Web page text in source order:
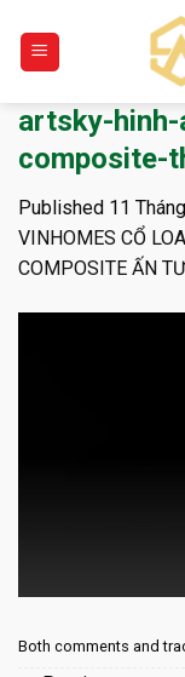
content
artsky-
composite-
Published 11
VINHOMES CỔ
COMPOSITE ẤN
Both comments and